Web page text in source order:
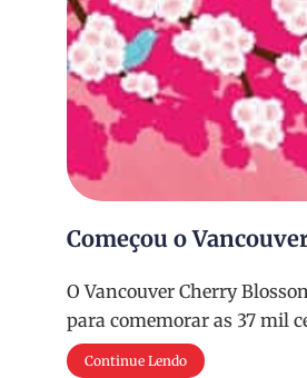
Começou o
O Vancouver Cherry
para comemorar as 37 mil
Continue Lendo